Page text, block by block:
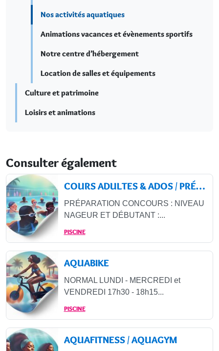
Nos activités aquatiques
Animations vacances et évènements sportifs
Notre centre d’hébergement
Location de salles et équipements
Culture et patrimoine
Loisirs et animations
Consulter également
COURS ADULTES & ADOS / PRÉPARATION
PRÉPARATION CONCOURS : NIVEAU
NAGEUR ET DÉBUTANT :...
PISCINE
AQUABIKE
NORMAL LUNDI - MERCREDI et
VENDREDI 17h30 - 18h15...
PISCINE
AQUAFITNESS / AQUAGYM